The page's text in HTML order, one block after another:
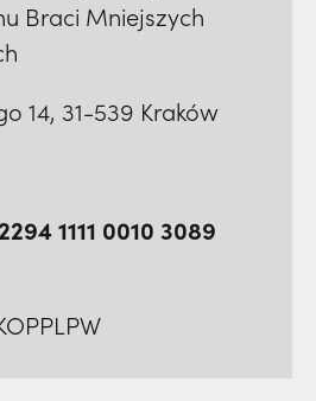
Braci Mniejszych
14, 31-539 Kraków
1111 0010 3089